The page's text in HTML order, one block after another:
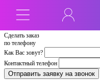
Сделать заказ
по телефону
Как Вас зовут?
Контактный телефон